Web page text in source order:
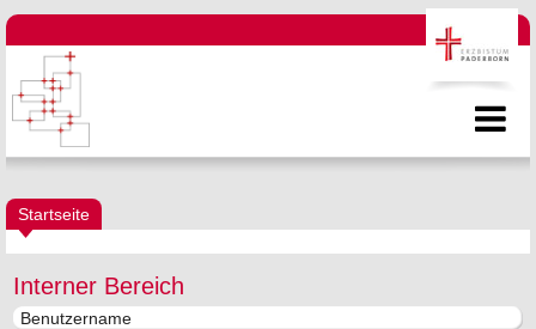
Startseite
Interner Bereich